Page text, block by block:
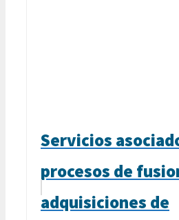
Servicios
procesos de
adquisiciones de